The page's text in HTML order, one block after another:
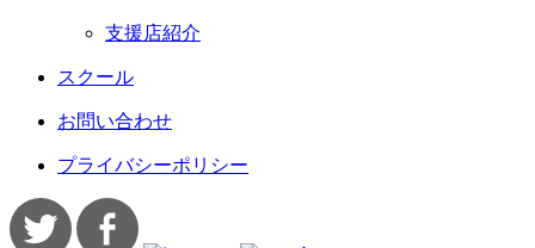
支援店紹介
スクール
お問い合わせ
プライバシーポリシー